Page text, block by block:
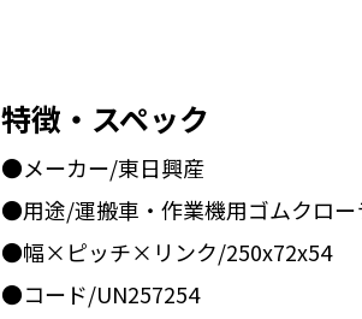
特徴・スペック
●メーカー/東日興産
●用途/運搬車・作業機用ゴムクロー
●幅×ピッチ×リンク/250x72x54
●コード/UN257254